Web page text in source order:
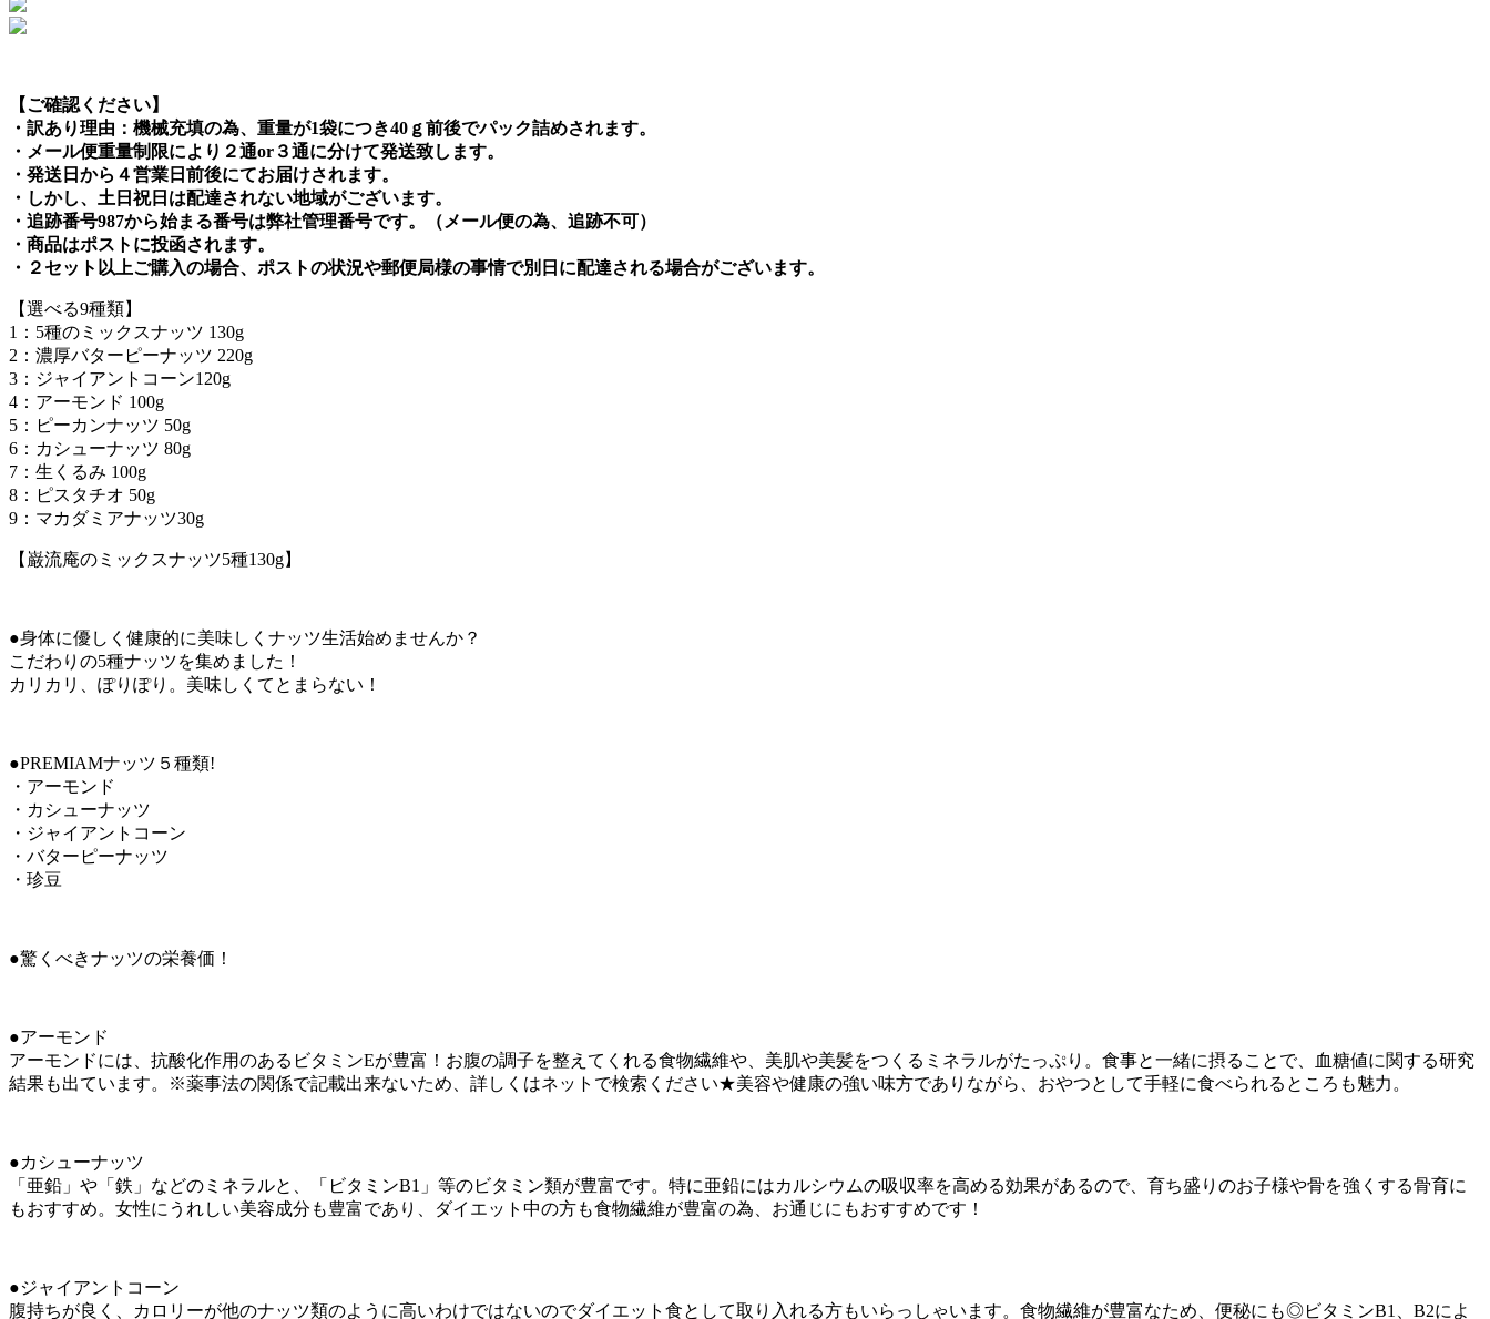
【ご確認ください】
・訳あり理由：機械充填の為、重量が1袋につき40ｇ前後でパック詰めされます。
・メール便重量制限により２通or３通に分けて発送致します。
・発送日から４営業日前後にてお届けされます。
・しかし、土日祝日は配達されない地域がございます。
・追跡番号987から始まる番号は弊社管理番号です。（メール便の為、追跡不可）
・商品はポストに投函されます。
・２セット以上ご購入の場合、ポストの状況や郵便局様の事情で別日に配達される場合がございます。
【選べる9種類】
1：5種のミックスナッツ 130g
2：濃厚バターピーナッツ 220g
3：ジャイアントコーン120g
4：アーモンド 100g
5：ピーカンナッツ 50g
6：カシューナッツ 80g
7：生くるみ 100g
8：ピスタチオ 50g
9：マカダミアナッツ30g
【巌流庵のミックスナッツ5種130g】
●身体に優しく健康的に美味しくナッツ生活始めませんか？
こだわりの5種ナッツを集めました！
カリカリ、ぽりぽり。美味しくてとまらない！
●PREMIAMナッツ５種類!
・アーモンド
・カシューナッツ
・ジャイアントコーン
・バターピーナッツ
・珍豆
●驚くべきナッツの栄養価！
●アーモンド
アーモンドには、抗酸化作用のあるビタミンEが豊富！お腹の調子を整えてくれる食物繊維や、美肌や美髪をつくるミネラルがたっぷり。食事と一緒に摂ることで、血糖値に関する研究
結果も出ています。※薬事法の関係で記載出来ないため、詳しくはネットで検索ください★美容や健康の強い味方でありながら、おやつとして手軽に食べられるところも魅力。
●カシューナッツ
「亜鉛」や「鉄」などのミネラルと、「ビタミンB1」等のビタミン類が豊富です。特に亜鉛にはカルシウムの吸収率を高める効果があるので、育ち盛りのお子様や骨を強くする骨育に
もおすすめ。女性にうれしい美容成分も豊富であり、ダイエット中の方も食物繊維が豊富の為、お通じにもおすすめです！
●ジャイアントコーン
腹持ちが良く、カロリーが他のナッツ類のように高いわけではないのでダイエット食として取り入れる方もいらっしゃいます。食物繊維が豊富なため、便秘にも◎ビタミンB1、B2によ